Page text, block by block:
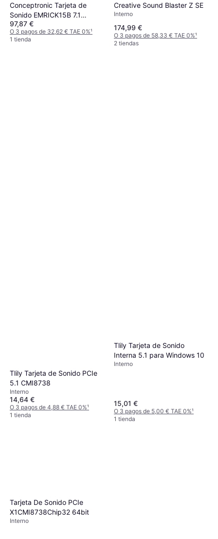
Conceptronic Tarjeta de
Sonido EMRICK15B 7.1
Canales PCI-E
97,87 €
O 3 pagos de 32,62 € TAE 0%¹
1 tienda
Creative Sound Blaster Z SE
Interno
174,99 €
O 3 pagos de 58,33 € TAE 0%¹
2 tiendas
Tlily Tarjeta de Sonido PCIe
5.1 CMI8738
Interno
14,64 €
O 3 pagos de 4,88 € TAE 0%¹
1 tienda
Tlily Tarjeta de Sonido
Interna 5.1 para Windows 10
Interno
15,01 €
O 3 pagos de 5,00 € TAE 0%¹
1 tienda
Tarjeta De Sonido PCIe
X1CMI8738Chip32 64bit
Interno